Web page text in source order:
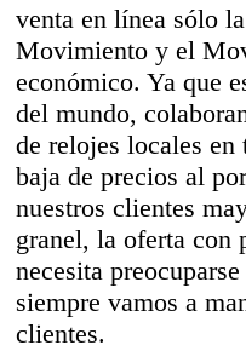
venta en línea sólo
Movimiento y el
económico. Ya que
del mundo,
de relojes locales
baja de precios al
nuestros clientes
granel, la oferta con
necesita
siempre vamos a
clientes.